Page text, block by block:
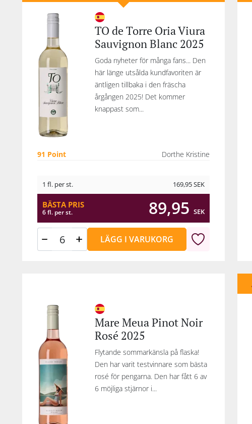
TO de Torre Oria Viura
Sauvignon Blanc 2025
Goda nyheter för många fans... Den
här länge utsålda kundfavoriten är
äntligen tillbaka i den fräscha
årgången 2025! Det kommer
knappast som...
91 Point Dorthe Kristine
1 fl. per st. 169,95SEK
BÄSTA PRIS
6 fl. per st. 89,95 SEK
LÄGG I VARUKORG
Mare Meua Pinot Noir
Rosé 2025
Flytande sommarkänsla på flaska!
Den har varit testvinnare som bästa
rosé för pengarna. Den har fått 6 av
6 möjliga stjärnor i...